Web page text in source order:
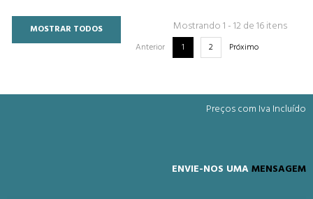
MOSTRAR TODOS Mostrando 1 - 12 de 16 itens
Anterior 1 2 Próximo
Preços com Iva Incluído
ENVIE-NOS UMAMENSAGEM